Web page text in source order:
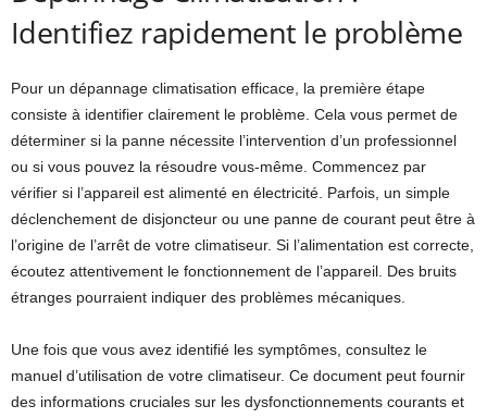
Identifiez rapidement le problème
Pour un dépannage climatisation efficace, la première étape
consiste à identifier clairement le problème. Cela vous permet de
déterminer si la panne nécessite l’intervention d’un professionnel
ou si vous pouvez la résoudre vous-même. Commencez par
vérifier si l’appareil est alimenté en électricité. Parfois, un simple
déclenchement de disjoncteur ou une panne de courant peut être à
l’origine de l’arrêt de votre climatiseur. Si l’alimentation est correcte,
écoutez attentivement le fonctionnement de l’appareil. Des bruits
étranges pourraient indiquer des problèmes mécaniques.
Une fois que vous avez identifié les symptômes, consultez le
manuel d’utilisation de votre climatiseur. Ce document peut fournir
des informations cruciales sur les dysfonctionnements courants et